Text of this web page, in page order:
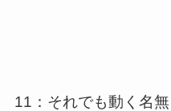
11：それでも動く名